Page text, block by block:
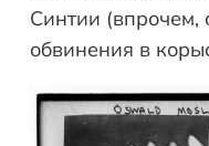
Синтии (впрочем,
обвинения в